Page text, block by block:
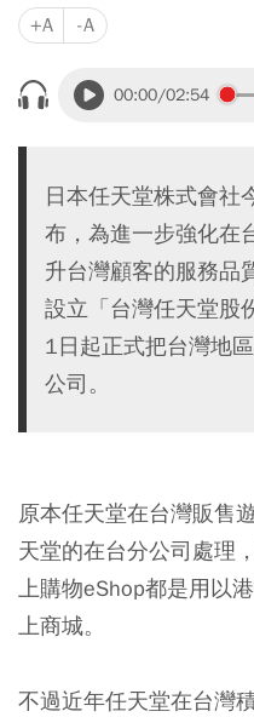
+A -A
00:00/02:54
日本任天堂株式會社
布，為進一步強化在
升台灣顧客的服務品
設立「台灣任天堂股
1日起正式把台灣地
公司。
原本任天堂在台灣販售
天堂的在台分公司處理
上購物eShop都是用以
上商城。
不過近年任天堂在台灣